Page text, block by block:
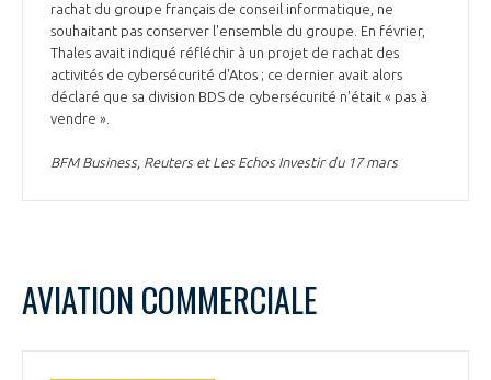
rachat du groupe français de conseil informatique, ne
souhaitant pas conserver l'ensemble du groupe. En février,
Thales avait indiqué réfléchir à un projet de rachat des
activités de cybersécurité d'Atos ; ce dernier avait alors
déclaré que sa division BDS de cybersécurité n'était « pas à
vendre ».
BFM Business, Reuters et Les Echos Investir du 17 mars
AVIATION COMMERCIALE